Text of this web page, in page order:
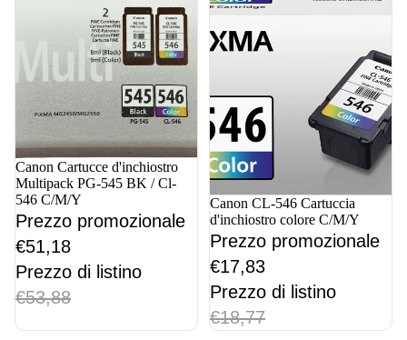
In offerta
Canon Cartucce d'inchiostro
Multipack PG-545 BK / Cl-
546 C/M/Y
Prezzo promozionale
€51,18
Prezzo di listino
€53,88
In offerta
Canon CL-546 Cartuccia
d'inchiostro colore C/M/Y
Prezzo promozionale
€17,83
Prezzo di listino
€18,77